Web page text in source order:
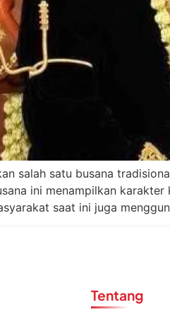
salah satu busana
ini menampilkan
saat ini juga
Tentang